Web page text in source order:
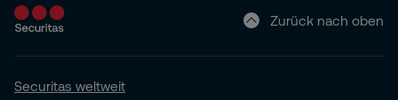
Zurück nach oben
Securitas weltweit